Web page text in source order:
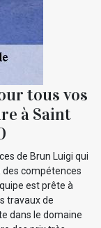
tous vos
à Saint
de Brun Luigi qui
compétences
est prête à
travaux de
dans le domaine